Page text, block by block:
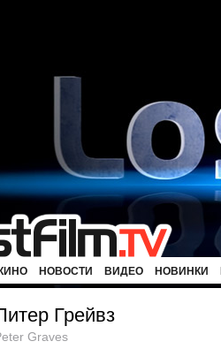
КИНО НОВОСТИ ВИДЕО НОВИНКИ
Грейвз
Graves